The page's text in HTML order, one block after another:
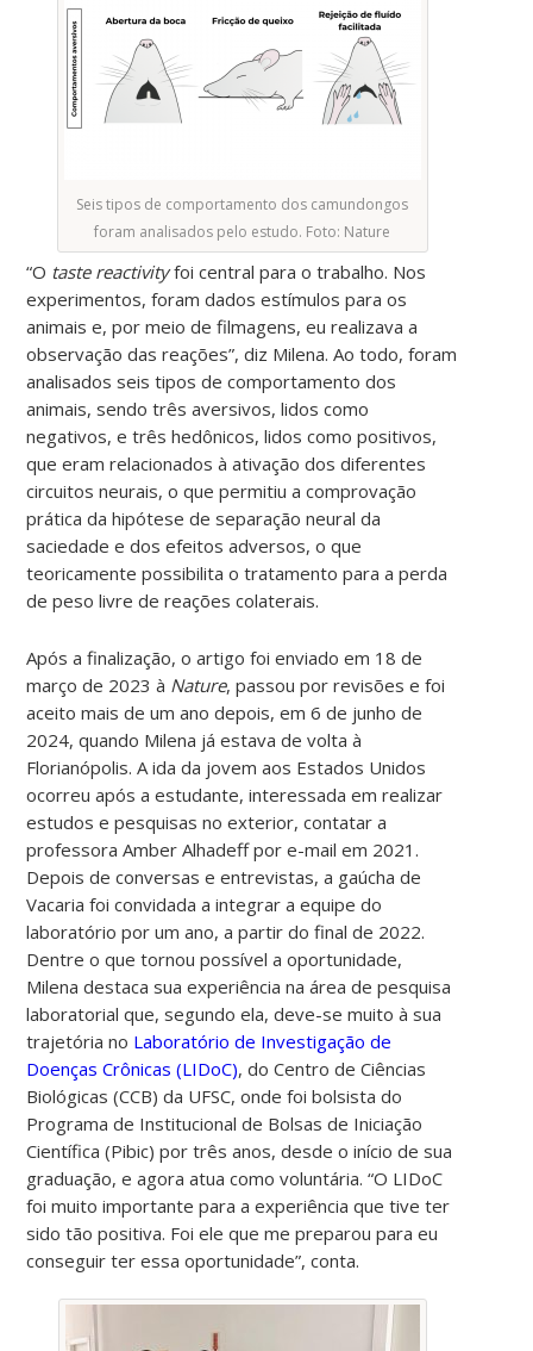
Seis tipos de comportamento dos camundongos
foram analisados pelo estudo. Foto: Nature
“O taste reactivityfoi central para o trabalho. Nos
experimentos, foram dados estímulos para os
animais e, por meio de filmagens, eu realizava a
observação das reações”, diz Milena. Ao todo, foram
analisados seis tipos de comportamento dos
animais, sendo três aversivos, lidos como
negativos, e três hedônicos, lidos como positivos,
que eram relacionados à ativação dos diferentes
circuitos neurais, o que permitiu a comprovação
prática da hipótese de separação neural da
saciedade e dos efeitos adversos, o que
teoricamente possibilita o tratamento para a perda
de peso livre de reações colaterais.
Após a finalização, o artigo foi enviado em 18 de
março de 2023 à Nature, passou por revisões e foi
aceito mais de um ano depois, em 6 de junho de
2024, quando Milena já estava de volta à
Florianópolis. A ida da jovem aos Estados Unidos
ocorreu após a estudante, interessada em realizar
estudos e pesquisas no exterior, contatar a
professora Amber Alhadeff por e-mail em 2021.
Depois de conversas e entrevistas, a gaúcha de
Vacaria foi convidada a integrar a equipe do
laboratório por um ano, a partir do final de 2022.
Dentre o que tornou possível a oportunidade,
Milena destaca sua experiência na área de pesquisa
laboratorial que, segundo ela, deve-se muito à sua
trajetória no Laboratório de Investigação de
Doenças Crônicas (LIDoC), do Centro de Ciências
Biológicas (CCB) da UFSC, onde foi bolsista do
Programa de Institucional de Bolsas de Iniciação
Científica (Pibic) por três anos, desde o início de sua
graduação, e agora atua como voluntária. “O LIDoC
foi muito importante para a experiência que tive ter
sido tão positiva. Foi ele que me preparou para eu
conseguir ter essa oportunidade”, conta.